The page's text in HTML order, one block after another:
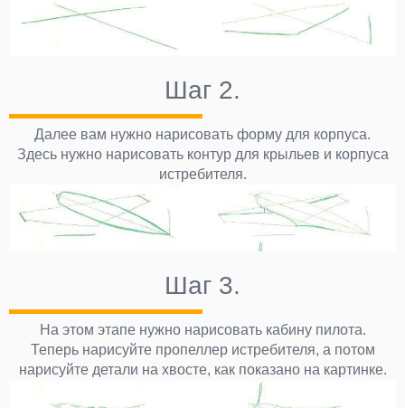
Шаг 2.
Далее вам нужно нарисовать форму для корпуса.
Здесь нужно нарисовать контур для крыльев и корпуса
истребителя.
Шаг 3.
На этом этапе нужно нарисовать кабину пилота.
Теперь нарисуйте пропеллер истребителя, а потом
нарисуйте детали на хвосте, как показано на картинке.